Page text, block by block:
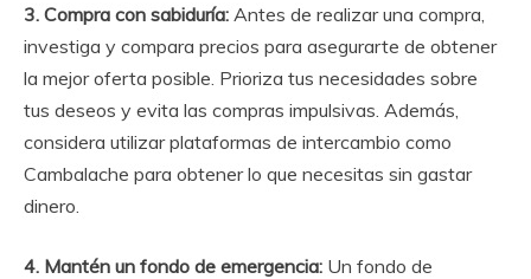
3. Compra con sabiduría: Antes de realizar una compra,
investiga y compara precios para asegurarte de obtener
la mejor oferta posible. Prioriza tus necesidades sobre
tus deseos y evita las compras impulsivas. Además,
considera utilizar plataformas de intercambio como
Cambalache para obtener lo que necesitas sin gastar
dinero.
4. Mantén un fondo de emergencia: Un fondo de